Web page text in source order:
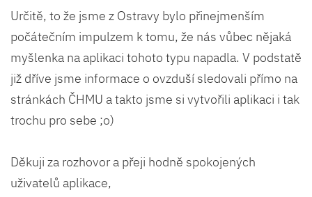
Určitě, to že jsme z Ostravy bylo přinejmenším
počátečním impulzem k tomu, že nás vůbec nějaká
myšlenka na aplikaci tohoto typu napadla. V podstatě
již dříve jsme informace o ovzduší sledovali přímo na
stránkách ČHMU a takto jsme si vytvořili aplikaci i tak
trochu pro sebe ;o)
Děkuji za rozhovor a přeji hodně spokojených
uživatelů aplikace,